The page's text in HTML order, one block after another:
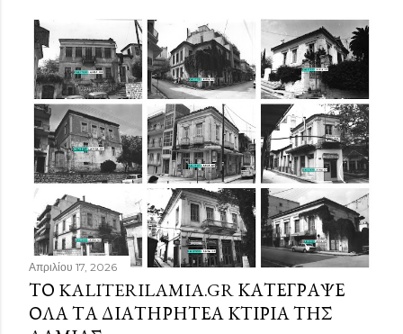
Απριλίου 17, 2026
ΤΟ KALITERILAMIA.GR ΚΑΤΈΓΡΑΨΕ
ΌΛΑ ΤΑ ΔΙΑΤΗΡΗΤΈΑ ΚΤΊΡΙΑ ΤΗΣ